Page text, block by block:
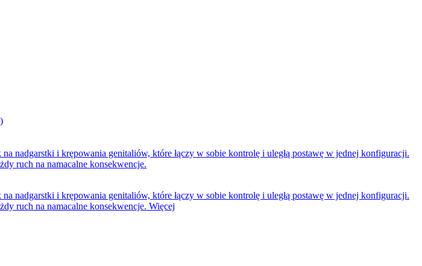
nadgarstki i krępowania genitaliów, które łączy w sobie kontrolę i uległą postawę w jednej konfiguracji.
ruch na namacalne konsekwencje.
nadgarstki i krępowania genitaliów, które łączy w sobie kontrolę i uległą postawę w jednej konfiguracji.
ruch na namacalne konsekwencje. Więcej